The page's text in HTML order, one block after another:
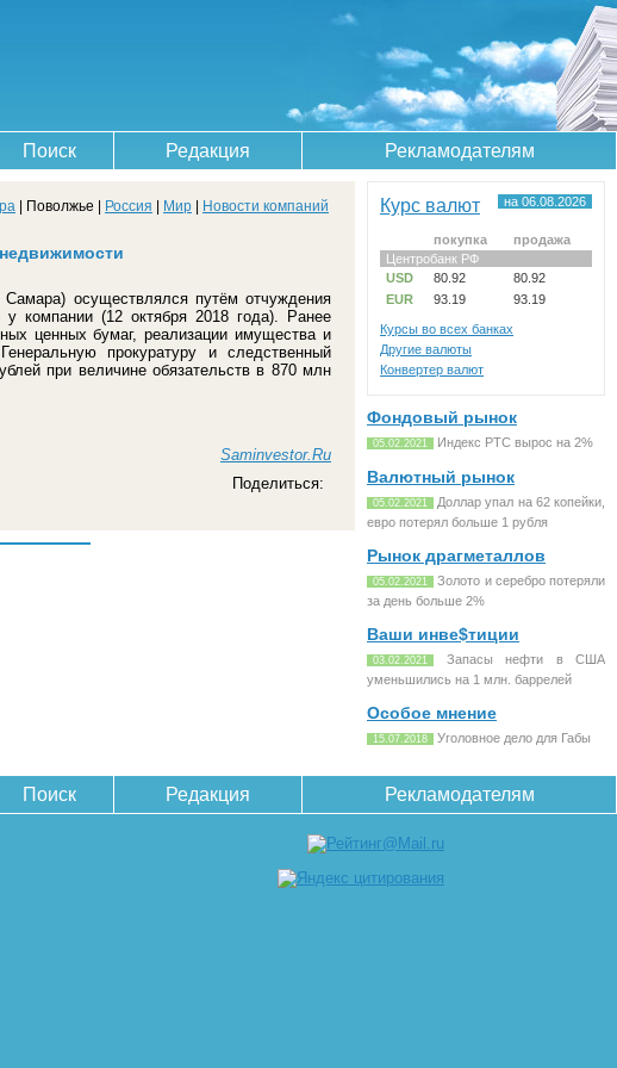
Поиск Редакция Рекламодателям
| Поволжье | Россия | Мир | Новости компаний
осуществлялся путём отчуждения
компании (12 октября 2018 года). Ранее
ценных бумаг, реализации имущества и
прокуратуру и следственный
при величине обязательств в 870 млн
Saminvestor.Ru
Поделиться:
Курс валют на 06.08.2026
покупка
продажа
Центробанк РФ
USD
80.92
80.92
EUR
93.19 93.19
Курсы во всех банках
Другие валюты
Конвертер валют
Фондовый рынок
05.02.2021 Индекс РТС вырос на 2%
Валютный рынок
05.02.2021
Доллар упал на 62 копейки,
евро потерял больше 1 рубля
Рынок драгметаллов
05.02.2021
Золото и серебро потеряли
за день больше 2%
Ваши инве$тиции
03.02.2021
Запасы нефти в США
уменьшились на 1 млн. баррелей
Особое мнение
15.07.2018 Уголовное дело для Габы
Поиск Редакция Рекламодателям